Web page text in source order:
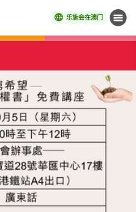
乐施会在澳门 菜单